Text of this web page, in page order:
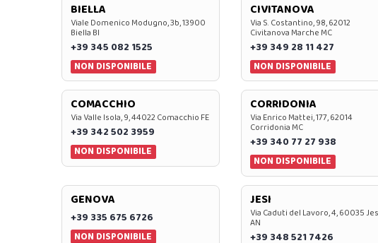
BIELLA
Viale Domenico Modugno, 3b, 13900
Biella BI
+39 345 082 1525
NON DISPONIBILE
CIVITANOVA
Via S. Costantino, 98, 62012
Civitanova Marche MC
+39 349 28 11 427
NON DISPONIBILE
COMACCHIO
Via Valle Isola, 9, 44022 Comacchio FE
+39 342 502 3959
NON DISPONIBILE
CORRIDONIA
Via Enrico Mattei, 177, 62014
Corridonia MC
+39 340 77 27 938
NON DISPONIBILE
GENOVA
+39 335 675 6726
NON DISPONIBILE
JESI
Via Caduti del Lavoro, 4, 60035
AN
+39 348 521 7426